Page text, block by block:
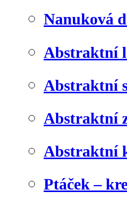
Nanuková
Abstraktní
Abstraktní
Abstraktní
Abstraktní
Ptáček –